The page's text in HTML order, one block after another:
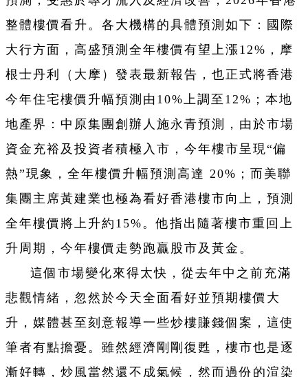
整體樓價看升。各大機構的具體預測如下：國際
大行方面，高盛預測全年樓價有望上漲12%，摩
根士丹利（大摩）發表最新報告，也正式將香港
今年住宅樓價升幅預測由10%上調至12%；本地
地產界：中原集團創辦人施永青預測，由於市場
資金充裕及投資者積極入市，今年樓市呈現“偏
熱”現象，全年樓價升幅預測高達 20%；而美聯
集團主席黃建業也極為看好香港樓市向上，預測
全年樓價將上升約15%。他指出隨著樓市重回上
升周期，今年樓價走勢跑贏股市及黃金。
這個市場變化來得太快，從去年中之前充滿
悲觀情緒，忽然於今天全面看好並預期樓價大
升，媒體甚至刻意報導一些炒樓賺錢個案，這使
筆者有點擔憂。雖然經濟剛剛復甦，樓市也是逐
漸好轉，炒風當然還不成氣候，然而過份的渲染